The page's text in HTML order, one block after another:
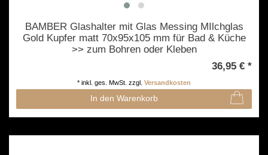
BAMBER Glashalter mit Glas Messing MIlchglas
Gold Kupfer matt 70x95x105 mm für Bad & Küche
>> zum Bohren oder Kleben
36,95 € *
In den Warenkorb
* inkl. ges. MwSt. zzgl. Versandkosten